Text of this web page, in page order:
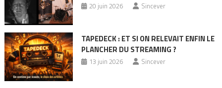
20 juin 2026 Sincever
TAPEDECK : ET SI ON RELEVAIT ENFIN LE
PLANCHER DU STREAMING ?
13 juin 2026 Sincever